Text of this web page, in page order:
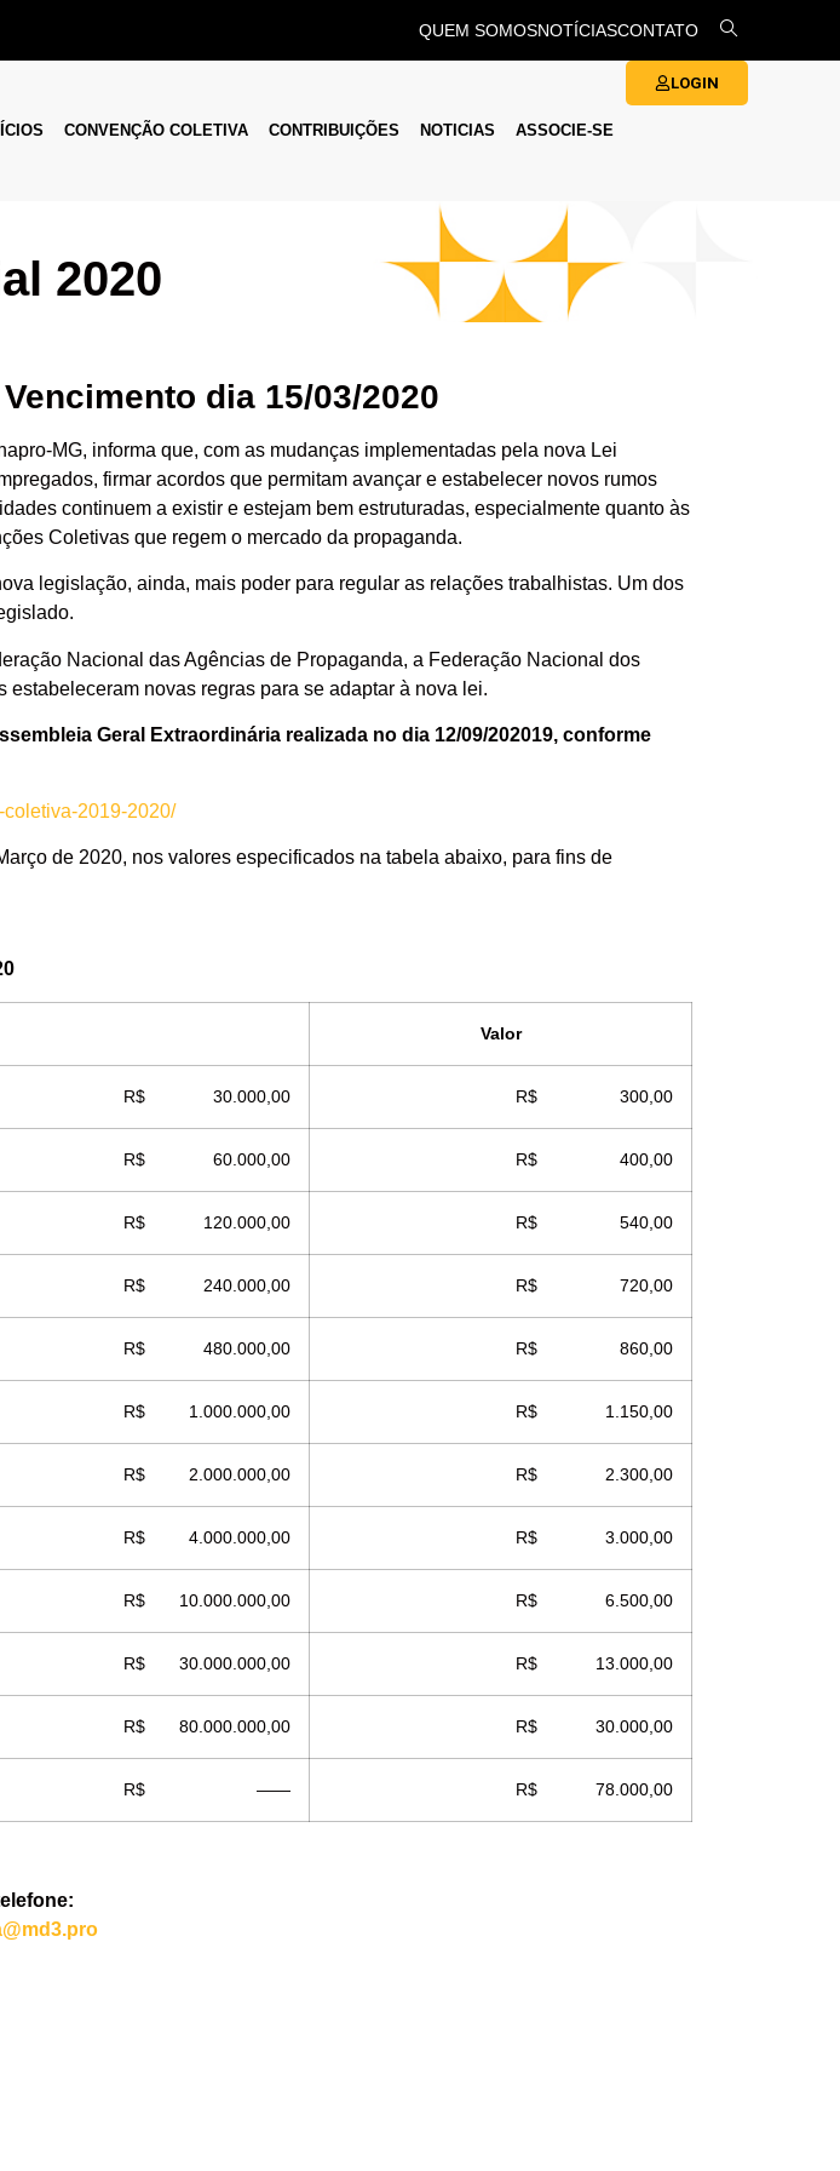
QUEM SOMOSNOTÍCIASCONTATO
CONVENÇÃO COLETIVA CONTRIBUIÇÕES NOTICIAS ASSOCIE-SE
LOGIN
2020
dia 15/03/2020
MG, informa que, com as mudanças implementadas pela nova Lei
firmar acordos que permitam avançar e estabelecer novos rumos
continuem a existir e estejam bem estruturadas, especialmente quanto às
Coletivas que regem o mercado da propaganda.
legislação, ainda, mais poder para regular as relações trabalhistas. Um dos
Nacional das Agências de Propaganda, a Federação Nacional dos
novas regras para se adaptar à nova lei.
Geral Extraordinária realizada no dia 12/09/202019, conforme
coletiva-2019-2020/
de 2020, nos valores especificados na tabela abaixo, para fins de
Valor
R$ 30.000,00 R$ 300,00
R$ 60.000,00 R$ 400,00
R$ 120.000,00 R$ 540,00
R$ 240.000,00 R$ 720,00
R$ 480.000,00 R$ 860,00
R$ 1.000.000,00 R$ 1.150,00
R$ 2.000.000,00 R$ 2.300,00
R$ 4.000.000,00 R$ 3.000,00
R$ 10.000.000,00 R$ 6.500,00
R$ 30.000.000,00 R$ 13.000,00
R$ 80.000.000,00 R$ 30.000,00
R$ —— R$ 78.000,00